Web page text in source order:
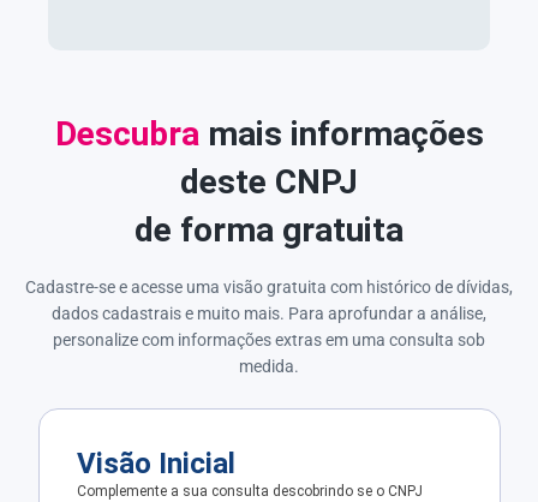
Descubra mais informações
deste CNPJ
de forma gratuita
Cadastre-se e acesse uma visão gratuita com histórico de dívidas,
dados cadastrais e muito mais. Para aprofundar a análise,
personalize com informações extras em uma consulta sob
medida.
Visão Inicial
Complemente a sua consulta descobrindo se o CNPJ